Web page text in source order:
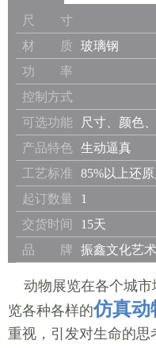
尺 寸
材 质
玻璃钢
功 率
控制方式
可选功能
尺寸、颜色
产品特色
生动逼真
工艺标准
85%以上还
起订数量
1
交货时间
15天
品 牌
振鑫文化艺术
动物展览在各个城市
览各种各样的仿真动
重视，引发对生命的思